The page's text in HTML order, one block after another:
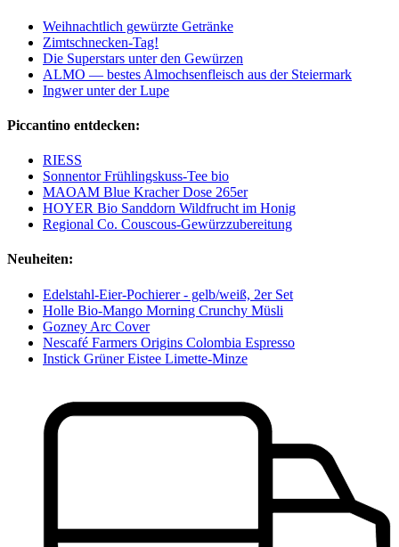
Weihnachtlich gewürzte Getränke
Zimtschnecken-Tag!
Die Superstars unter den Gewürzen
ALMO — bestes Almochsenfleisch aus der Steiermark
Ingwer unter der Lupe
Piccantino entdecken:
RIESS
Sonnentor Frühlingskuss-Tee bio
MAOAM Blue Kracher Dose 265er
HOYER Bio Sanddorn Wildfrucht im Honig
Regional Co. Couscous-Gewürzzubereitung
Neuheiten:
Edelstahl-Eier-Pochierer - gelb/weiß, 2er Set
Holle Bio-Mango Morning Crunchy Müsli
Gozney Arc Cover
Nescafé Farmers Origins Colombia Espresso
Instick Grüner Eistee Limette-Minze